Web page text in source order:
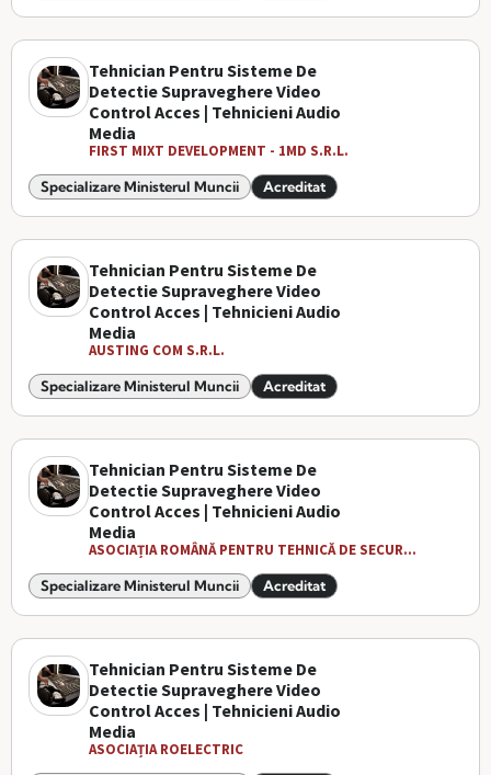
Tehnician Pentru Sisteme De
Detectie Supraveghere Video
Control Acces | Tehnicieni Audio
Media
FIRST MIXT DEVELOPMENT - 1MD S.R.L.
Specializare Ministerul Muncii Acreditat
Tehnician Pentru Sisteme De
Detectie Supraveghere Video
Control Acces | Tehnicieni Audio
Media
AUSTING COM S.R.L.
Specializare Ministerul Muncii Acreditat
Tehnician Pentru Sisteme De
Detectie Supraveghere Video
Control Acces | Tehnicieni Audio
Media
ASOCIAȚIA ROMÂNĂ PENTRU TEHNICĂ DE SECUR...
Specializare Ministerul Muncii Acreditat
Tehnician Pentru Sisteme De
Detectie Supraveghere Video
Control Acces | Tehnicieni Audio
Media
ASOCIAȚIA ROELECTRIC